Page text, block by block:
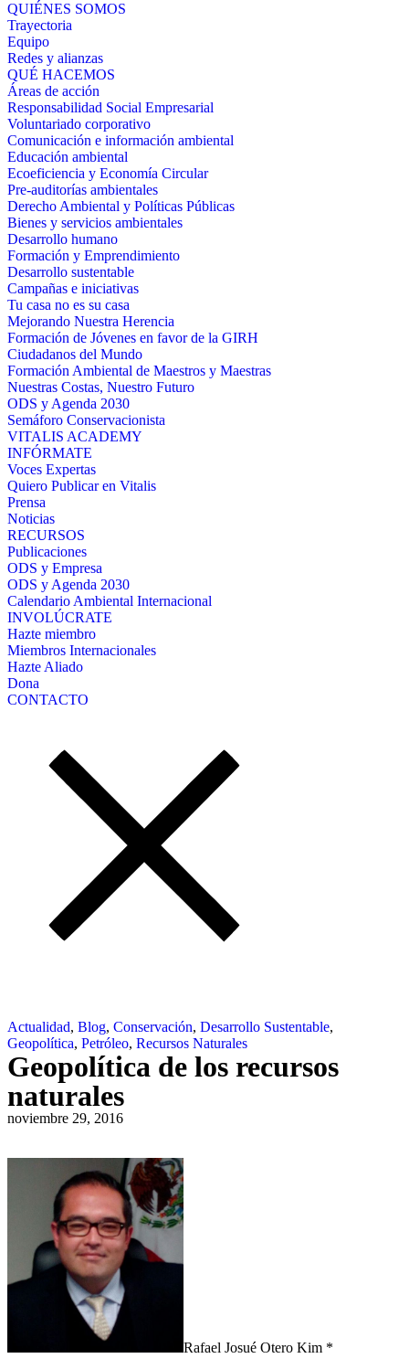
QUIÉNES SOMOS
Trayectoria
Equipo
Redes y alianzas
QUÉ HACEMOS
Áreas de acción
Responsabilidad Social Empresarial
Voluntariado corporativo
Comunicación e información ambiental
Educación ambiental
Ecoeficiencia y Economía Circular
Pre-auditorías ambientales
Derecho Ambiental y Políticas Públicas
Bienes y servicios ambientales
Desarrollo humano
Formación y Emprendimiento
Desarrollo sustentable
Campañas e iniciativas
Tu casa no es su casa
Mejorando Nuestra Herencia
Formación de Jóvenes en favor de la GIRH
Ciudadanos del Mundo
Formación Ambiental de Maestros y Maestras
Nuestras Costas, Nuestro Futuro
ODS y Agenda 2030
Semáforo Conservacionista
VITALIS ACADEMY
INFÓRMATE
Voces Expertas
Quiero Publicar en Vitalis
Prensa
Noticias
RECURSOS
Publicaciones
ODS y Empresa
ODS y Agenda 2030
Calendario Ambiental Internacional
INVOLÚCRATE
Hazte miembro
Miembros Internacionales
Hazte Aliado
Dona
CONTACTO
Actualidad, Blog, Conservación, Desarrollo Sustentable,
Geopolítica, Petróleo, Recursos Naturales
Geopolítica de los recursos
naturales
noviembre 29, 2016
Rafael Josué Otero Kim *